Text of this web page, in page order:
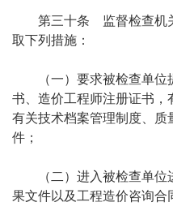
第三十条 监督检查机关
取下列措施：
（一）要求被检查单位
书、造价工程师注册证书，
有关技术档案管理制度、质
件；
（二）进入被检查单位
果文件以及工程造价咨询合